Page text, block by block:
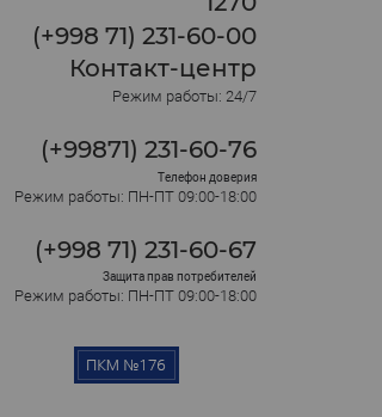
(+998 71) 231-60-00
Контакт-центр
Режим работы: 24/7
(+99871) 231-60-76
Телефон доверия
Режим работы: ПН-ПТ 09:00-18:00
(+998 71) 231-60-67
Защита прав потребителей
Режим работы: ПН-ПТ 09:00-18:00